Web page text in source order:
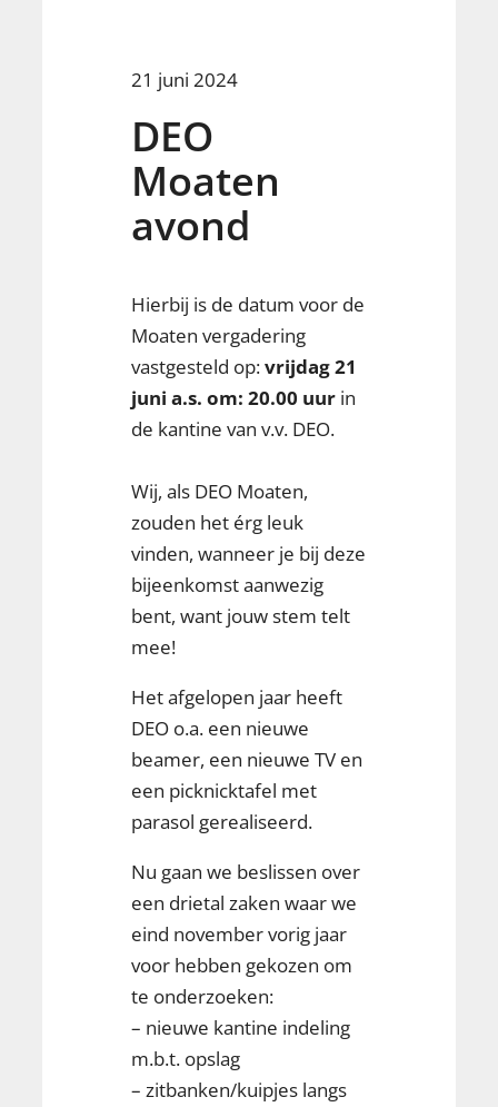
21 juni 2024
DEO
Moaten
avond
Hierbij is de datum voor de
Moaten vergadering
vastgesteld op:vrijdag 21
juni a.s. om: 20.00 uurin
de kantine van v.v. DEO.
Wij, als DEO Moaten,
zouden het érg leuk
vinden, wanneer je bij deze
bijeenkomst aanwezig
bent, want jouw stem telt
mee!
Het afgelopen jaar heeft
DEO o.a. een nieuwe
beamer, een nieuwe TV en
een picknicktafel met
parasol gerealiseerd.
Nu gaan we beslissen over
een drietal zaken waar we
eind november vorig jaar
voor hebben gekozen om
te onderzoeken:
– nieuwe kantine indeling
m.b.t. opslag
– zitbanken/kuipjes langs